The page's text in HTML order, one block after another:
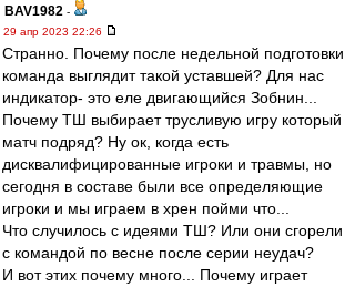
BAV1982 -
29 апр 2023 22:26
Странно. Почему после недельной подготовки
команда выглядит такой уставшей? Для нас
индикатор- это еле двигающийся Зобнин...
Почему ТШ выбирает трусливую игру который
матч подряд? Ну ок, когда есть
дисквалифицированные игроки и травмы, но
сегодня в составе были все определяющие
игроки и мы играем в хрен пойми что...
Что случилось с идеями ТШ? Или они сгорели
с командой по весне после серии неудач?
И вот этих почему много... Почему играет